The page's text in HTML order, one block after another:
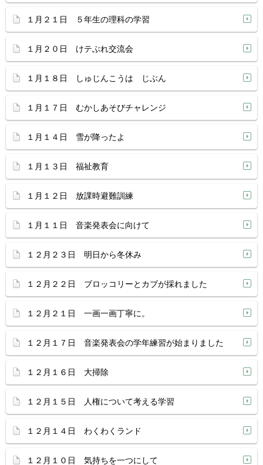
１月２１日 ５年生の理科の学習
１月２０日 けテぶれ交流会
１月１８日 しゅじんこうは じぶん
１月１７日 むかしあそびチャレンジ
１月１４日 雪が降ったよ
１月１３日 福祉教育
１月１２日 放課時避難訓練
１月１１日 音楽発表会に向けて
１２月２３日 明日から冬休み
１２月２２日 ブロッコリーとカブが採れました
１２月２１日 一画一画丁寧に。
１２月１７日 音楽発表会の学年練習が始まりました
１２月１６日 大掃除
１２月１５日 人権について考える学習
１２月１４日 わくわくランド
１２月１０日 気持ちを一つにして